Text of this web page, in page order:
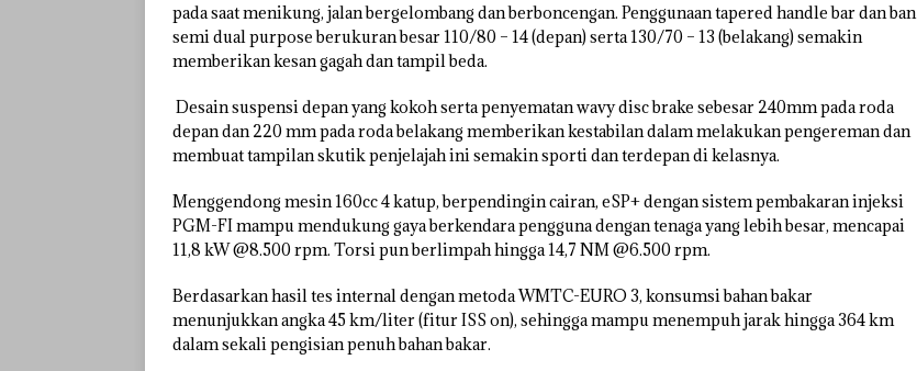
pada saat menikung, jalan bergelombang dan berboncengan. Penggunaan tapered handle bar dan ban
semi dual purpose berukuran besar 110/80 – 14 (depan) serta 130/70 – 13 (belakang) semakin
memberikan kesan gagah dan tampil beda.
Desain suspensi depan yang kokoh serta penyematan wavy disc brake sebesar 240mm pada roda
depan dan 220 mm pada roda belakang memberikan kestabilan dalam melakukan pengereman dan
membuat tampilan skutik penjelajah ini semakin sporti dan terdepan di kelasnya.
Menggendong mesin 160cc 4 katup, berpendingin cairan, eSP+ dengan sistem pembakaran injeksi
PGM-FI mampu mendukung gaya berkendara pengguna dengan tenaga yang lebih besar, mencapai
11,8 kW @8.500 rpm. Torsi pun berlimpah hingga 14,7 NM @6.500 rpm.
Berdasarkan hasil tes internal dengan metoda WMTC-EURO 3, konsumsi bahan bakar
menunjukkan angka 45 km/liter (fitur ISS on), sehingga mampu menempuh jarak hingga 364 km
dalam sekali pengisian penuh bahan bakar.